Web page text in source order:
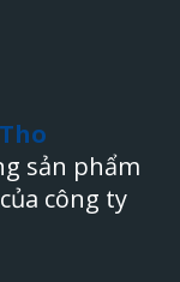
sản phẩm
công ty